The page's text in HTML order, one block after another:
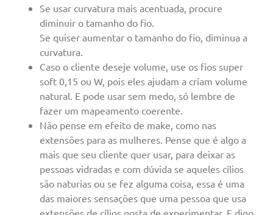
Se usar curvatura mais acentuada, procure
diminuir o tamanho do fio.
Se quiser aumentar o tamanho do fio, diminua a
curvatura.
Caso o cliente deseje volume, use os fios super
soft 0,15 ou W, pois eles ajudam a criam volume
natural. E pode usar sem medo, só lembre de
fazer um mapeamento coerente.
Não pense em efeito de make, como nas
extensões para as mulheres. Pense que é algo a
mais que seu cliente quer usar, para deixar as
pessoas vidradas e com dúvida se aqueles cílios
são naturias ou se fez alguma coisa, essa é uma
das maiores sensações que uma pessoa que usa
extensões de cílios gosta de experimentar. E digo